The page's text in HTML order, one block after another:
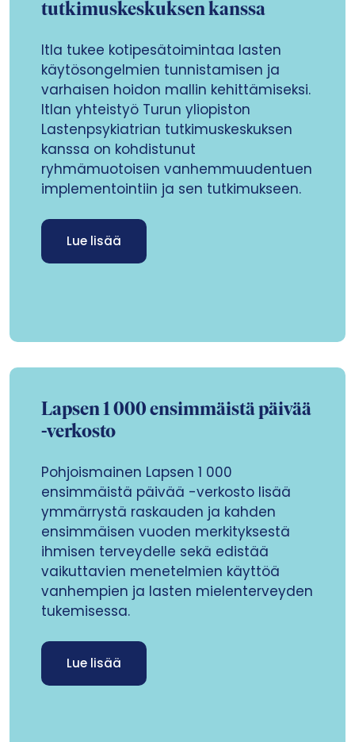
tutkimuskeskuksen kanssa
Itla tukee kotipesätoimintaa lasten
käytösongelmien tunnistamisen ja
varhaisen hoidon mallin kehittämiseksi.
Itlan yhteistyö Turun yliopiston
Lastenpsykiatrian tutkimuskeskuksen
kanssa on kohdistunut
ryhmämuotoisen vanhemmuudentuen
implementointiin ja sen tutkimukseen.
Lue lisää
Lapsen 1 000 ensimmäistä päivää
-verkosto
Pohjoismainen Lapsen 1 000
ensimmäistä päivää -verkosto lisää
ymmärrystä raskauden ja kahden
ensimmäisen vuoden merkityksestä
ihmisen terveydelle sekä edistää
vaikuttavien menetelmien käyttöä
vanhempien ja lasten mielenterveyden
tukemisessa.
Lue lisää